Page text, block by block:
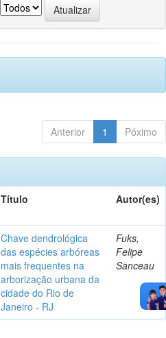
Anterior 1 Póximo
Título Autor(es)
Chave dendrológica
das espécies arbóreas
mais frequentes na
arborização urbana da
cidade do Rio de
Janeiro - RJ
Fuks,
Felipe
Sanceau